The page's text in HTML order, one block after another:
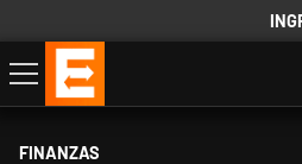
Economía
Política
Internacional
Actualidad
Descargá la App
FINANZAS